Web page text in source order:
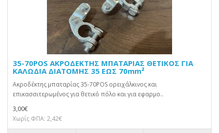
35-70POS ΑΚΡΟΔΕΚΤΗΣ ΜΠΑΤΑΡΙΑΣ ΘΕΤΙΚΟΣ ΓΙΑ
ΚΑΛΩΔΙΑ ΔΙΑΤΟΜΗΣ 35 ΕΩΣ 70mm²
Ακροδέκτης μπαταρίας 35-70POS ορειχάλκινος και
επικασσιτερωμένος για θετικό πόλο και για εφαρμο..
3,00€
Χωρίς ΦΠΑ: 2,42€